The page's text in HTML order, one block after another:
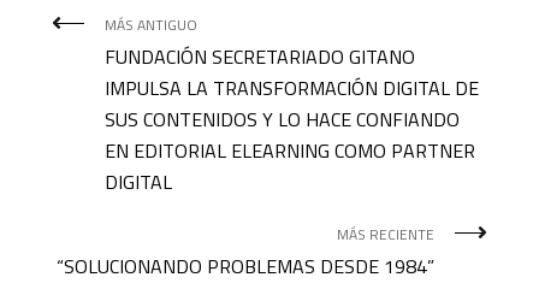
MÁS ANTIGUO
FUNDACIÓN SECRETARIADO GITANO
IMPULSA LA TRANSFORMACIÓN DIGITAL DE
SUS CONTENIDOS Y LO HACE CONFIANDO
EN EDITORIAL ELEARNING COMO PARTNER
DIGITAL
MÁS RECIENTE
“SOLUCIONANDO PROBLEMAS DESDE 1984”